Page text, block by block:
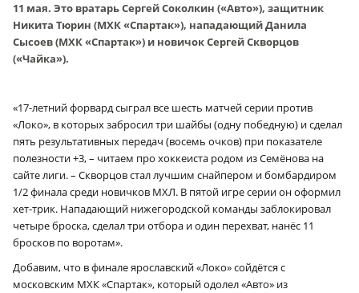
11 мая. Это вратарь Сергей Соколкин («Авто»), защитник
Никита Тюрин (МХК «Спартак»), нападающий Данила
Сысоев (МХК «Спартак») и новичок Сергей Скворцов
(«Чайка»).
«17-летний форвард сыграл все шесть матчей серии против
«Локо», в которых забросил три шайбы (одну победную) и сделал
пять результативных передач (восемь очков) при показателе
полезности +3, – читаем про хоккеиста родом из Семёнова на
сайте лиги. – Скворцов стал лучшим снайпером и бомбардиром
1/2 финала среди новичков МХЛ. В пятой игре серии он оформил
хет-трик. Нападающий нижегородской команды заблокировал
четыре броска, сделал три отбора и один перехват, нанёс 11
бросков по воротам».
Добавим, что в финале ярославский «Локо» сойдётся с
московским МХК «Спартак», который одолел «Авто» из